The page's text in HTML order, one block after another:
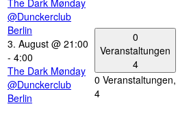
The Dark Mønday
@Dunckerclub
Berlin
3. August @ 21:00
- 4:00
The Dark Mønday
@Dunckerclub
Berlin
0
Veranstaltungen
4
0 Veranstaltungen,
4